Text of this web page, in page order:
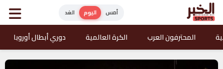
أمس اليوم الغد
المحترفون العرب الكرة العالمية دوري أبطال أوروبا